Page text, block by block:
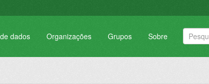
dados Organizações Grupos Sobre